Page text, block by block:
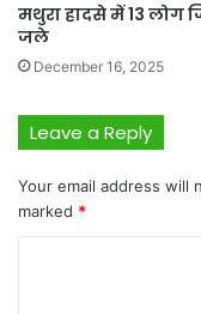
मथुरा हादसे में 13 लोग
जले
December 16, 2025
Leave a Reply
Your email address will
marked *